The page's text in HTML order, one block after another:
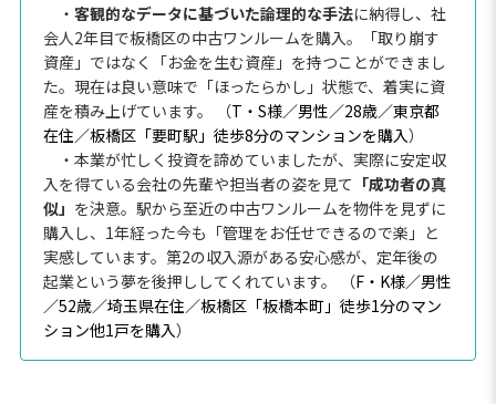
・ 客観的なデータに基づいた論理的な手法に納得し、社
会人2年目で板橋区の中古ワンルームを購入。「取り崩す
資産」ではなく「お金を生む資産」を持つことができまし
た。現在は良い意味で「ほったらかし」状態で、着実に資
産を積み上げています。 （T・S様／男性／28歳／東京都
在住／板橋区「要町駅」徒歩8分のマンションを購入）
・本業が忙しく投資を諦めていましたが、実際に安定収
入を得ている会社の先輩や担当者の姿を見て 「成功者の真
似」 を決意。駅から至近の中古ワンルームを物件を見ずに
購入し、1年経った今も「管理をお任せできるので楽」と
実感しています。第2の収入源がある安心感が、定年後の
起業という夢を後押ししてくれています。 （F・K様／男性
／52歳／埼玉県在住／板橋区「板橋本町」徒歩1分のマン
ション他1戸を購入）